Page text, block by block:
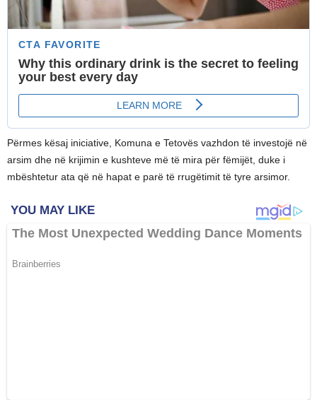
Përmes kësaj iniciative, Komuna e Tetovës vazhdon të investojë në
arsim dhe në krijimin e kushteve më të mira për fëmijët, duke i
mbështetur ata që në hapat e parë të rrugëtimit të tyre arsimor.